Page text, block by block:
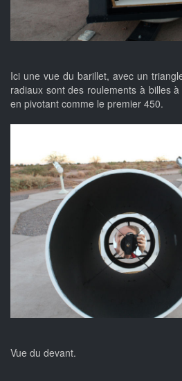
Ici une vue du barillet, avec un
radiaux sont des roulements à billes
en pivotant comme le premier 450.
Vue du devant.